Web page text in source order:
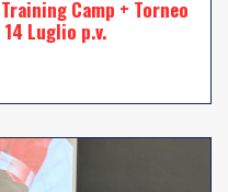
Camp + Torneo
Luglio p.v.